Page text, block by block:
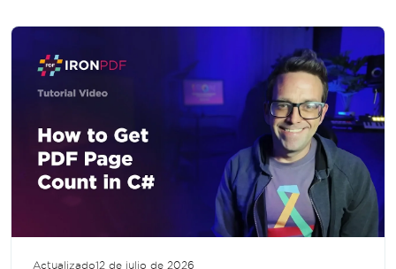
Actualizado12 de julio de 2026